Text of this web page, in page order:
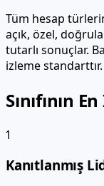
Tüm hesap
açık, özel,
tutarlı sonuçlar.
izleme standarttır.
Sınıfının
1
Kanıtlanmış